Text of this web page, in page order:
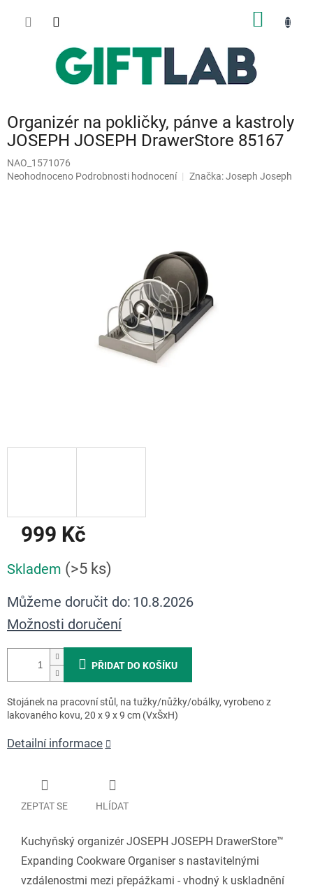
Organizér na pokličky, pánve a kastroly
JOSEPH JOSEPH DrawerStore 85167
NAO_1571076
Průměrné
Neohodnoceno Podrobnosti hodnocení Značka:Joseph Joseph
999 Kč
cena:
Skladem (>5 ks)
Můžeme doručit do: 10.8.2026
Možnosti doručení
PŘIDAT DO KOŠÍKU
Stojánek na pracovní stůl, na tužky/nůžky/obálky, vyrobeno z
lakovaného kovu, 20 x 9 x 9 cm (VxŠxH)
Detailní informace
ZEPTAT SE HLÍDAT
Kuchyňský organizér JOSEPH JOSEPH DrawerStore™
Expanding Cookware Organiser s nastavitelnými
vzdálenostmi mezi přepážkami - vhodný k uskladnění